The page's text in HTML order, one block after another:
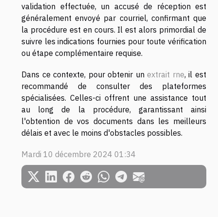
validation effectuée, un accusé de réception est
généralement envoyé par courriel, confirmant que
la procédure est en cours. Il est alors primordial de
suivre les indications fournies pour toute vérification
ou étape complémentaire requise.
Dans ce contexte, pour obtenir unextrait rne, il est
recommandé de consulter des plateformes
spécialisées. Celles-ci offrent une assistance tout
au long de la procédure, garantissant ainsi
l'obtention de vos documents dans les meilleurs
délais et avec le moins d'obstacles possibles.
Mardi 10 décembre 2024 01:34